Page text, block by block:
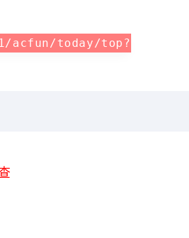
acfun/today/top?